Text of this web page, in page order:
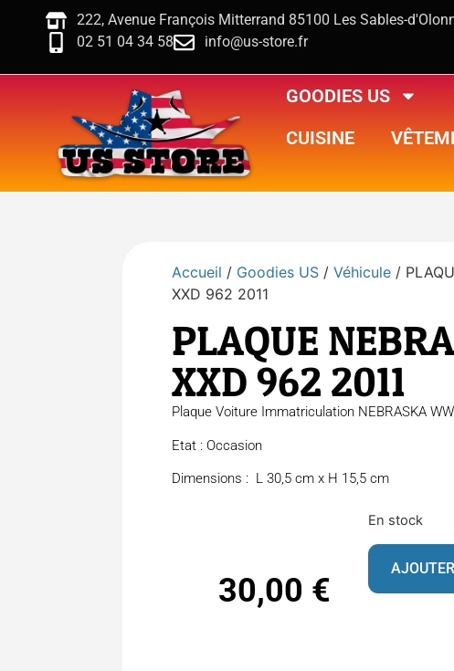
222, Avenue François Mitterrand 85100 Les Sables-
02 51 04 34 58
info@us-store.fr
GOODIES US
CUISINE
Accueil / Goodies US /Véhicule /
XXD 962 2011
PLAQUE
XXD 962 2011
Plaque Voiture Immatriculation NEBRASKA
Etat : Occasion
Dimensions : L 30,5 cm x H 15,5 cm
30,00 €
En stock